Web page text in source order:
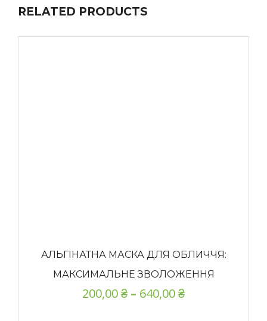
RELATED PRODUCTS
АЛЬГІНАТНА МАСКА ДЛЯ ОБЛИЧЧЯ:
МАКСИМАЛЬНЕ ЗВОЛОЖЕННЯ
200,00₴ – 640,00₴